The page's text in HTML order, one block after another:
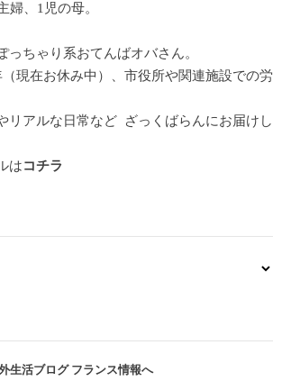
婦、1児の母。
っちゃり系おてんばオバさん。
現在お休み中）、市役所や関連施設での労
リアルな日常など ざっくばらんにお届けし
はコチラ